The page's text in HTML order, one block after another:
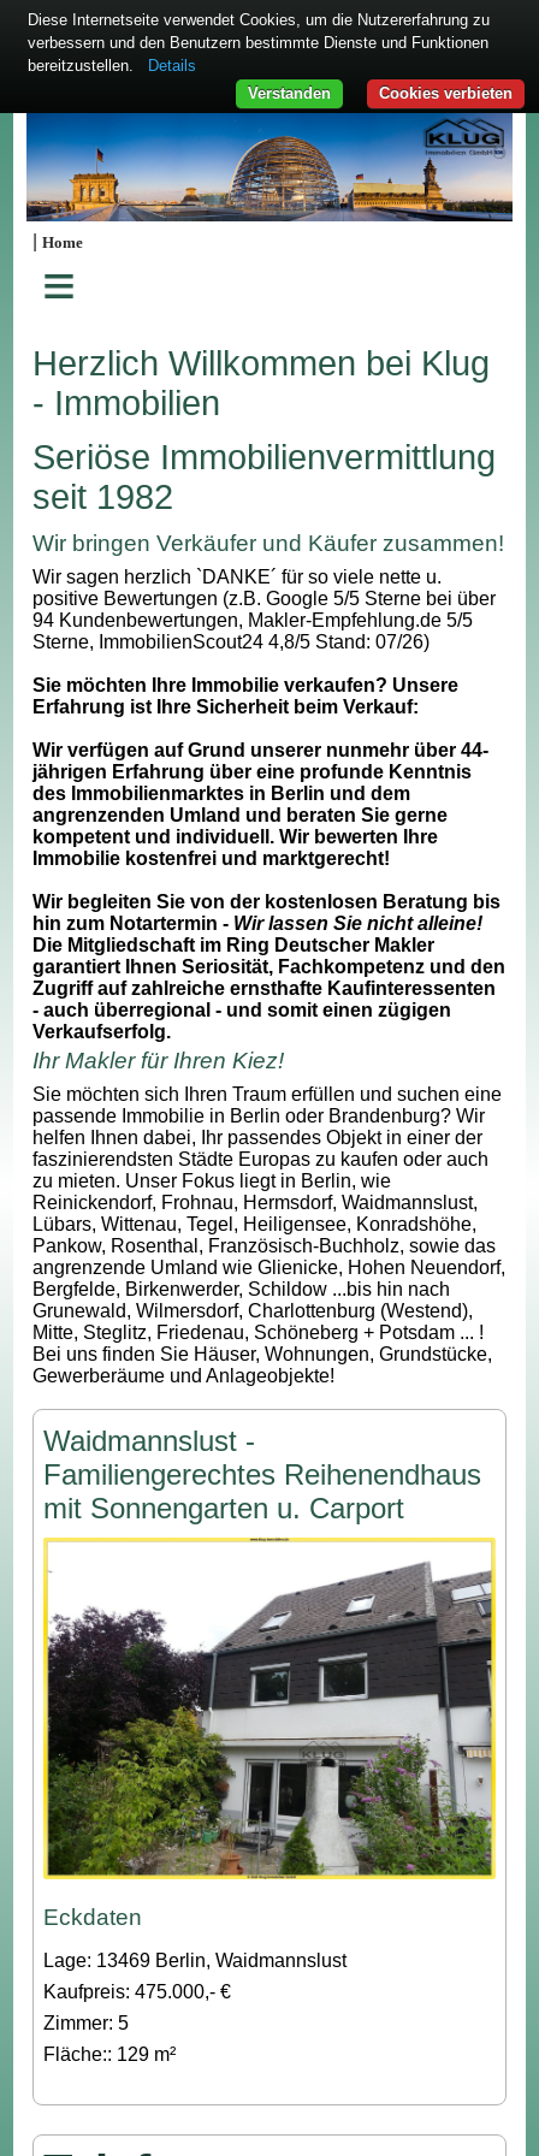
|Home
≡
Herzlich Willkommen bei Klug
- Immobilien
Seriöse Immobilienvermittlung
seit 1982
Wir bringen Verkäufer und Käufer zusammen!
Wir sagen herzlich `DANKE´ für so viele nette u.
positive Bewertungen (z.B. Google 5/5 Sterne bei über
94 Kundenbewertungen, Makler-Empfehlung.de 5/5
Sterne, ImmobilienScout24 4,8/5 Stand: 07/26)
Sie möchten Ihre Immobilie verkaufen? Unsere
Erfahrung ist Ihre Sicherheit beim Verkauf:
Wir verfügen auf Grund unserer nunmehr über 44-
jährigen Erfahrung über eine profunde Kenntnis
des Immobilienmarktes in Berlin und dem
angrenzenden Umland und beraten Sie gerne
kompetent und individuell. Wir bewerten Ihre
Immobilie kostenfrei und marktgerecht!
Wir begleiten Sie von der kostenlosen Beratung bis
hin zum Notartermin - Wir lassen Sie nicht alleine!
Die Mitgliedschaft im Ring Deutscher Makler
garantiert Ihnen Seriosität, Fachkompetenz und den
Zugriff auf zahlreiche ernsthafte Kaufinteressenten
- auch überregional - und somit einen zügigen
Verkaufserfolg.
Ihr Makler für Ihren Kiez!
Sie möchten sich Ihren Traum erfüllen und suchen eine
passende Immobilie in Berlin oder Brandenburg? Wir
helfen Ihnen dabei, Ihr passendes Objekt in einer der
faszinierendsten Städte Europas zu kaufen oder auch
zu mieten. Unser Fokus liegt in Berlin, wie
Reinickendorf, Frohnau, Hermsdorf, Waidmannslust,
Lübars, Wittenau, Tegel, Heiligensee, Konradshöhe,
Pankow, Rosenthal, Französisch-Buchholz, sowie das
angrenzende Umland wie Glienicke, Hohen Neuendorf,
Bergfelde, Birkenwerder, Schildow ...bis hin nach
Grunewald, Wilmersdorf, Charlottenburg (Westend),
Mitte, Steglitz, Friedenau, Schöneberg + Potsdam ... !
Bei uns finden Sie Häuser, Wohnungen, Grundstücke,
Gewerberäume und Anlageobjekte!
Waidmannslust -
Familiengerechtes Reihenendhaus
mit Sonnengarten u. Carport
Eckdaten
Lage: 13469 Berlin, Waidmannslust
Kaufpreis: 475.000,- €
Zimmer: 5
Fläche:: 129 m²
Diese Internetseite verwendet Cookies, um die Nutzererfahrung zu
verbessern und den Benutzern bestimmte Dienste und Funktionen
bereitzustellen.
Details
Cookies verbieten
Verstanden